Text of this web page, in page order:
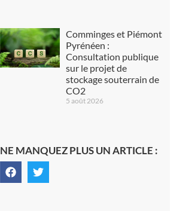
Comminges et Piémont
Pyrénéen :
Consultation publique
sur le projet de
stockage souterrain de
CO2
5 août 2026
NE MANQUEZ PLUS UN ARTICLE :